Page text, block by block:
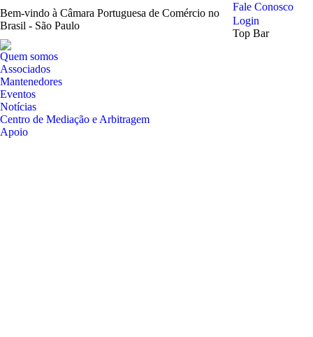
Bem-vindo à Câmara Portuguesa de Comércio no
Brasil - São Paulo
Fale Conosco
Login
Top Bar
Quem somos
Associados
Mantenedores
Eventos
Notícias
Centro de Mediação e Arbitragem
Apoio